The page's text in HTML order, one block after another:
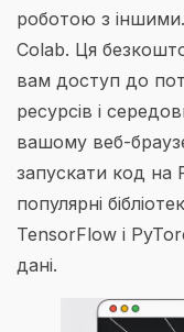
роботою з
Colab. Ця
вам доступ до
ресурсів і
вашому веб-
запускати код на
популярні
TensorFlow і
дані.